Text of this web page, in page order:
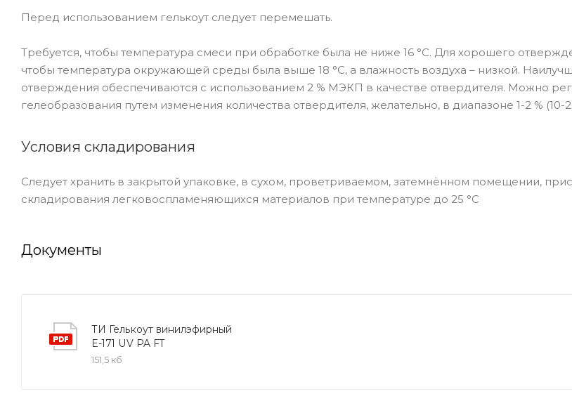
Перед использованием гелькоут следует перемешать.
Требуется, чтобы температура смеси при обработке была не ниже 16 °C. Для хорошего
чтобы температура окружающей среды была выше 18 °C, а влажность воздуха – низкой.
отверждения обеспечиваются с использованием 2 % МЭКП в качестве отвердителя. Можно
гелеобразования путем изменения количества отвердителя, желательно, в диапазоне 1-2 % (10-
Условия складирования
Следует хранить в закрытой упаковке, в сухом, проветриваемом, затемнённом помещении,
складирования легковоспламеняющихся материалов при температуре до 25 °C
Документы
ТИ Гелькоут винилэфирный
E-171 UV PA FT
151,5 кб